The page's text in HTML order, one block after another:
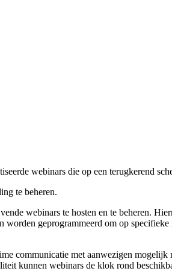
webinars die op een terugkerend
te beheren.
webinars te hosten en te beheren.
worden geprogrammeerd om op
communicatie met aanwezigen
kunnen webinars de klok rond